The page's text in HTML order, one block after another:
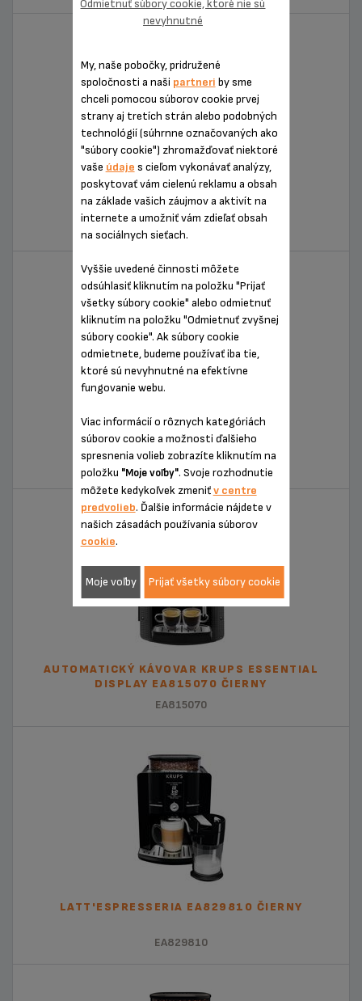
EXPRESSO BARISTA
EA901030
ESPRESSERIA AUTOMATIC
EA828E30
AUTOMATICKÝ KÁVOVAR KRUPS ESSENTIAL
DISPLAY EA815070 ČIERNY
EA815070
LATT'ESPRESSERIA EA829810 ČIERNY
EA829810
My, naše pobočky, pridružené
spoločnosti a naši partneri by sme
chceli pomocou súborov cookie prvej
strany aj tretích strán alebo podobných
technológií (súhrnne označovaných ako
"súbory cookie") zhromažďovať niektoré
vaše údaje s cieľom vykonávať analýzy,
poskytovať vám cielenú reklamu a obsah
na základe vašich záujmov a aktivít na
internete a umožniť vám zdieľať obsah
na sociálnych sieťach.
Vyššie uvedené činnosti môžete
odsúhlasiť kliknutím na položku "Prijať
všetky súbory cookie" alebo odmietnuť
kliknutím na položku "Odmietnuť zvyšnej
súbory cookie". Ak súbory cookie
odmietnete, budeme používať iba tie,
ktoré sú nevyhnutné na efektívne
fungovanie webu.
Viac informácií o rôznych kategóriách
súborov cookie a možnosti ďalšieho
spresnenia volieb zobrazíte kliknutím na
položku "Moje voľby". Svoje rozhodnutie
môžete kedykoľvek zmeniťv centre
predvolieb. Ďalšie informácie nájdete v
našich zásadách používania súborov
cookie.
Odmietnuť súbory cookie, ktoré nie sú
nevyhnutné
Moje voľby Prijať všetky súbory cookie